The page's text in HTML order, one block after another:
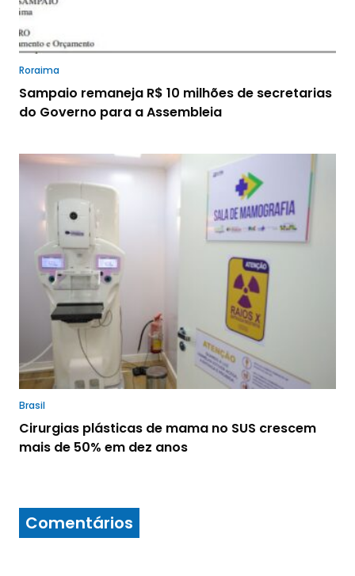
Roraima
Sampaio remaneja R$ 10 milhões de secretarias
do Governo para a Assembleia
Brasil
Cirurgias plásticas de mama no SUS crescem
mais de 50% em dez anos
Comentários